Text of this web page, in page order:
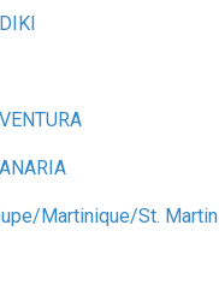
Martinique/St. Martin